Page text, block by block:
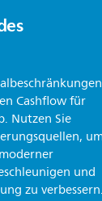
Cashflow für
Nutzen Sie
und
zu verbessern.